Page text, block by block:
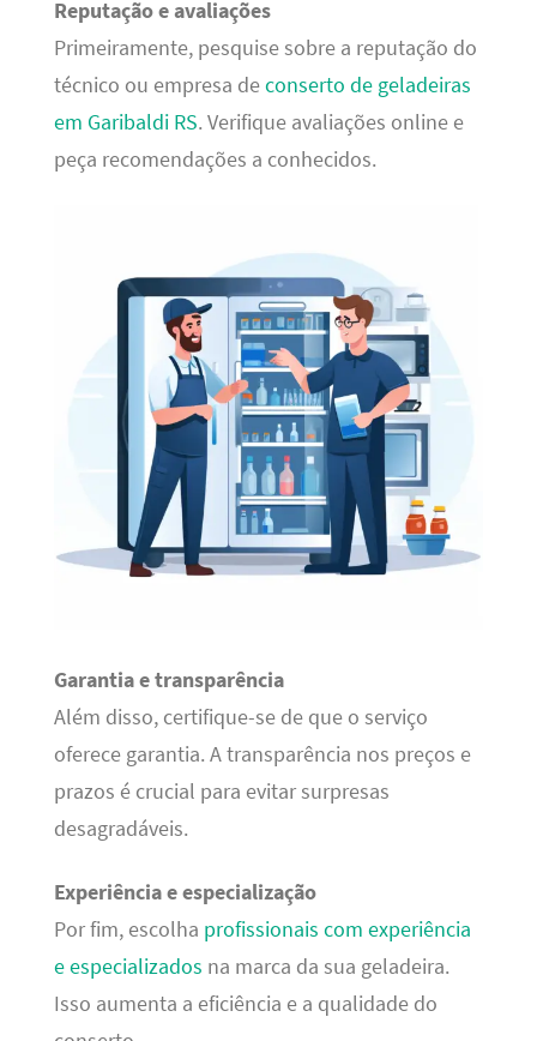
Reputação e avaliações
Primeiramente, pesquise sobre a reputação do
técnico ou empresa deconserto de geladeiras
em Garibaldi RS. Verifique avaliações online e
peça recomendações a conhecidos.
Garantia e transparência
Além disso, certifique-se de que o serviço
oferece garantia. A transparência nos preços e
prazos é crucial para evitar surpresas
desagradáveis.
Experiência e especialização
Por fim, escolha profissionais com experiência
e especializados na marca da sua geladeira.
Isso aumenta a eficiência e a qualidade do